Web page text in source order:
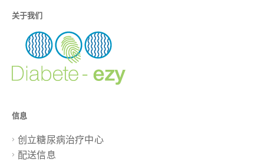
关于我们
信息
创立糖尿病治疗中心
配送信息